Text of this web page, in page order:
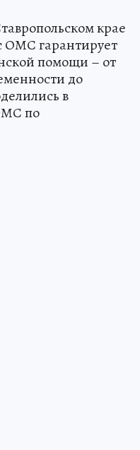
крае
ОМС гарантирует
помощи – от
до
в
по